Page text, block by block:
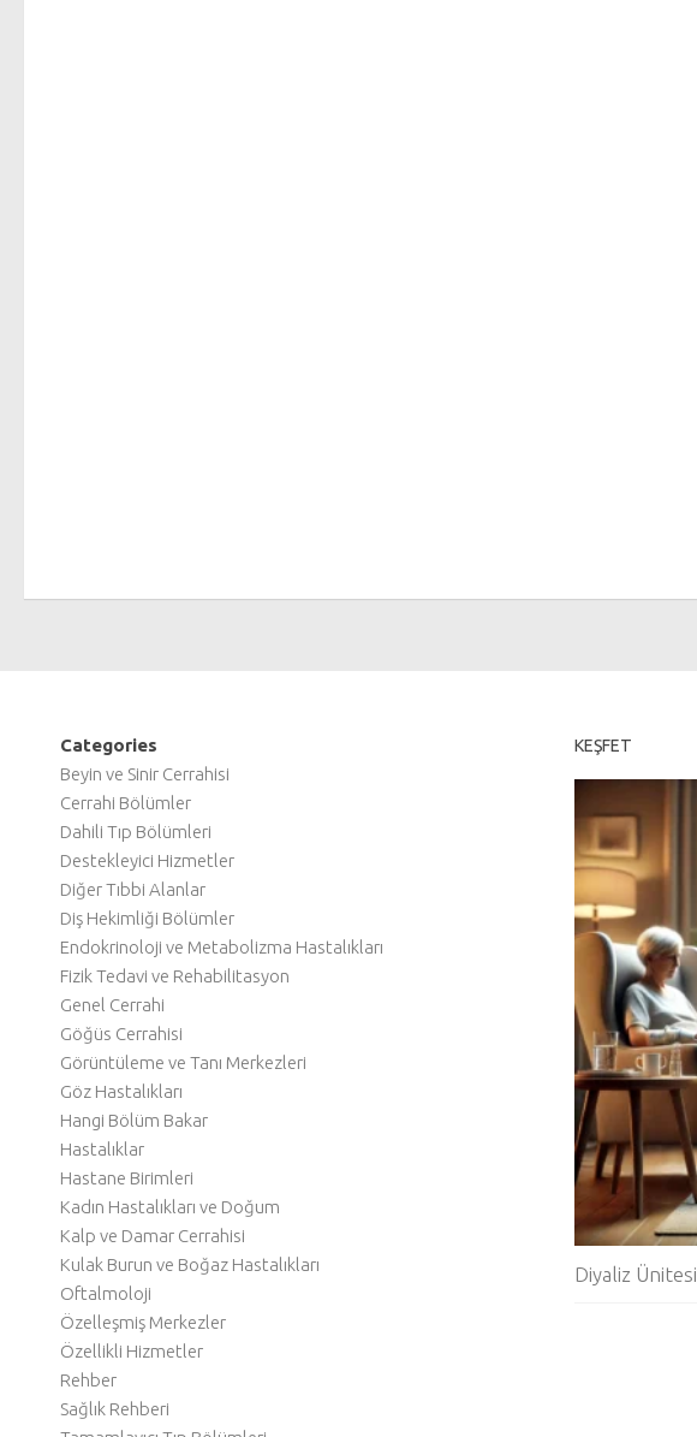
Categories
Beyin ve Sinir Cerrahisi
Cerrahi Bölümler
Dahili Tıp Bölümleri
Destekleyici Hizmetler
Diğer Tıbbi Alanlar
Diş Hekimliği Bölümler
Endokrinoloji ve Metabolizma Hastalıkları
Fizik Tedavi ve Rehabilitasyon
Genel Cerrahi
Göğüs Cerrahisi
Görüntüleme ve Tanı Merkezleri
Göz Hastalıkları
Hangi Bölüm Bakar
Hastalıklar
Hastane Birimleri
Kadın Hastalıkları ve Doğum
Kalp ve Damar Cerrahisi
Kulak Burun ve Boğaz Hastalıkları
Oftalmoloji
Özelleşmiş Merkezler
Özellikli Hizmetler
Rehber
Sağlık Rehberi
KEŞFET
Diyaliz Ünitesi